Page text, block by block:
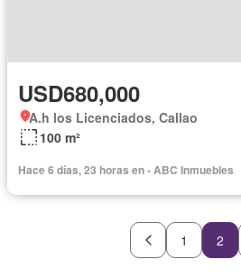
USD680,000
A.h los Licenciados, Callao
100 m²
Hace 6 días, 23 horas en - ABC Inmuebles
1 2